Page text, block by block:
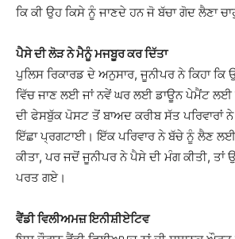
ਕਿ ਕੀ ਉਹ ਕਿਸੇ ਨੂੰ ਜਾਣਦੇ ਹਨ ਜੋ ਬੱਚਾ ਗੋਦ ਲੈਣਾ
ਪੈਸੇ ਦੀ ਲੋੜ ਨੇ ਮੈਨੂੰ ਮਜਬੂਰ ਕਰ ਦਿੱਤਾ
ਪੁਲਿਸ ਰਿਕਾਰਡ ਦੇ ਅਨੁਸਾਰ, ਜੂਨੀਪਰ ਨੇ ਕਿਹਾ
ਵਿੱਚ ਜਾਣ ਲਈ ਜਾਂ ਨਵੇਂ ਘਰ ਲਈ ਡਾਊਨ ਪੇਮੈਂਟ ਲਈ
ਦੀ ਫੇਸਬੁੱਕ ਪੋਸਟ ਤੋਂ ਬਾਅਦ ਕਰੀਬ ਸੱਤ ਪਰਿਵਾਰਾਂ
ਇੱਛਾ ਪ੍ਰਗਟਾਈ। ਇੱਕ ਪਰਿਵਾਰ ਨੇ ਬੱਚੇ ਨੂੰ ਲੈਣ
ਕੀਤਾ, ਪਰ ਜਦੋਂ ਜੂਨੀਪਰ ਨੇ ਪੈਸੇ ਦੀ ਮੰਗ ਕੀਤੀ, ਤਾਂ
ਪਰਤ ਗਏ।
ਵੈਂਡੀ ਵਿਲੀਅਮਜ਼ ਇਨੀਸ਼ੀਏਟਿਵ